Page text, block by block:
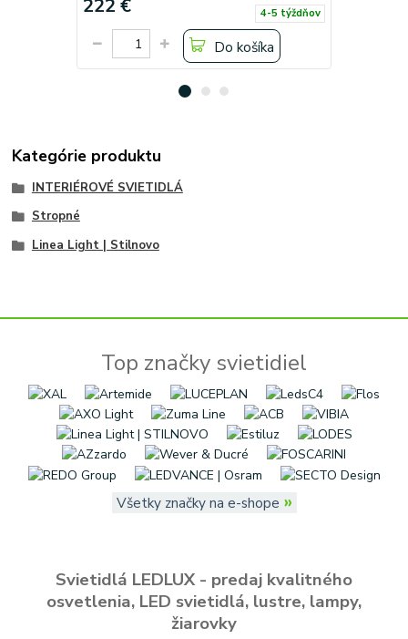
222 € 4-5 týždňov
Do košíka
Kategórie produktu
INTERIÉROVÉ SVIETIDLÁ
Stropné
Linea Light | Stilnovo
Top značky svietidiel
Všetky značky na e-shope »
Svietidlá LEDLUX - predaj kvalitného
osvetlenia, LED svietidlá, lustre, lampy,
žiarovky